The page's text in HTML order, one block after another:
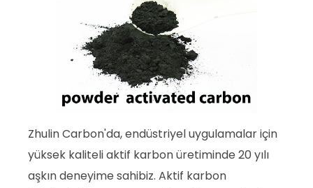
Zhulin Carbon'da, endüstriyel uygulamalar için
yüksek kaliteli aktif karbon üretiminde 20 yılı
aşkın deneyime sahibiz. Aktif karbon